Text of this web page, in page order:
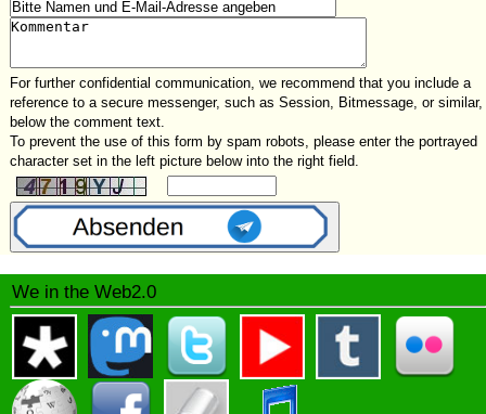
For further confidential communication, we recommend that you include a
reference to a secure messenger, such as Session, Bitmessage, or similar,
below the comment text.
To prevent the use of this form by spam robots, please enter the portrayed
character set in the left picture below into the right field.
We in the Web2.0